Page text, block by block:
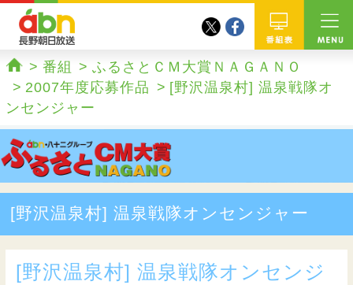
twitterfacebook
ホーム
番組
ふるさとＣＭ大賞ＮＡＧＡＮＯ
2007年度応募作品
[野沢温泉村] 温泉戦隊オ
ンセンジャー
[野沢温泉村] 温泉戦隊オンセンジャー
[野沢温泉村] 温泉戦隊オンセンジ